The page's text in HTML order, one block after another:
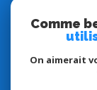
Comme
On aimerait